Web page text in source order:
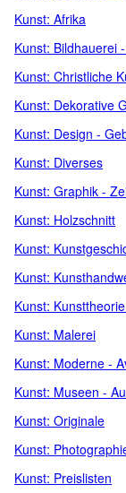
Kunst: Afrika
Kunst: Bildhauerei
Kunst: Christliche
Kunst: Dekorative
Kunst: Design -
Kunst: Diverses
Kunst: Graphik -
Kunst: Holzschnitt
Kunst:
Kunst:
Kunst:
Kunst: Malerei
Kunst: Moderne -
Kunst: Museen -
Kunst: Originale
Kunst:
Kunst: Preislisten